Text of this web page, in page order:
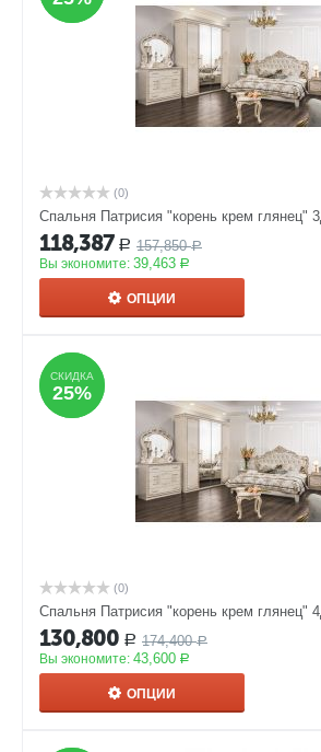
(0)
Спальня Патрисия "корень крем глянец"
118,387 Р 157,850 Р
Вы экономите: 39,463 Р
ОПЦИИ
СКИДКА
25%
СКИДКА
25%
(0)
Спальня Патрисия "корень крем глянец"
130,800 Р 174,400 Р
Вы экономите: 43,600 Р
ОПЦИИ